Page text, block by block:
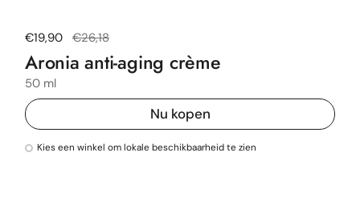
Normale prijs
€19,90 Uitverkoopprijs
€26,18
Aronia anti-aging crème
50 ml
Nu kopen
Kies een winkel om lokale beschikbaarheid te zien